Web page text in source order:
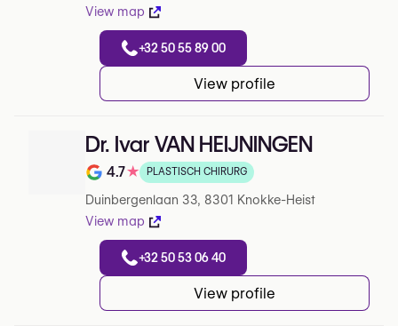
View map
+32 50 55 89 00
View profile
Dr. Ivar VAN HEIJNINGEN
Note de 4.7 sur 5 sur Google
4.7★ PLASTISCH CHIRURG
Duinbergenlaan 33, 8301 Knokke-Heist
View map
+32 50 53 06 40
View profile